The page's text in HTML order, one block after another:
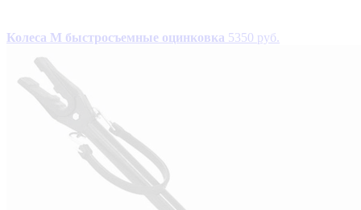
Колеса М быстросъемные оцинковка 5350 руб.